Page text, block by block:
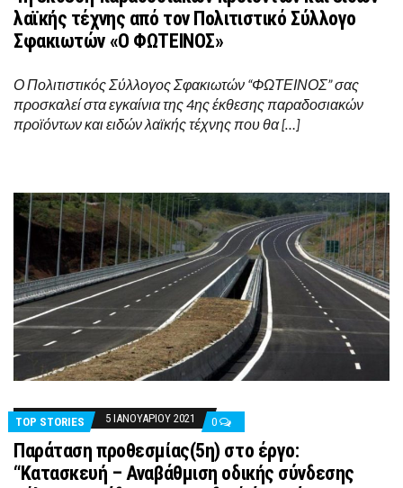
λαϊκής τέχνης από τον Πολιτιστικό Σύλλογο
Σφακιωτών «Ο ΦΩΤΕΙΝΟΣ»
Ο Πολιτιστικός Σύλλογος Σφακιωτών “ΦΩΤΕΙΝΟΣ” σας
προσκαλεί στα εγκαίνια της 4ης έκθεσης παραδοσιακών
προϊόντων και ειδών λαϊκής τέχνης που θα […]
TOP STORIES 5 ΙΑΝΟΥΑΡΊΟΥ 2021 0
Παράταση προθεσμίας(5η) στο έργο:
“Κατασκευή – Αναβάθµιση οδικής σύνδεσης